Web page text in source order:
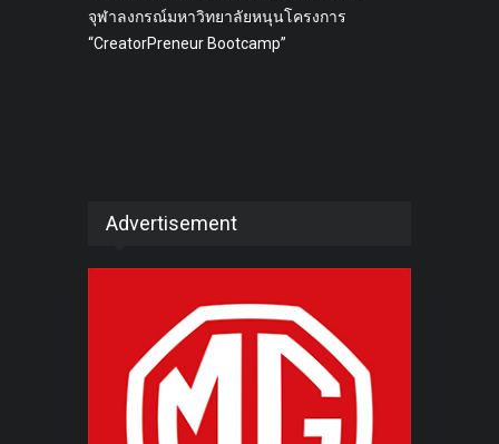
จุฬาลงกรณ์มหาวิทยาลัยหนุนโครงการ
“CreatorPreneur Bootcamp”
Advertisement